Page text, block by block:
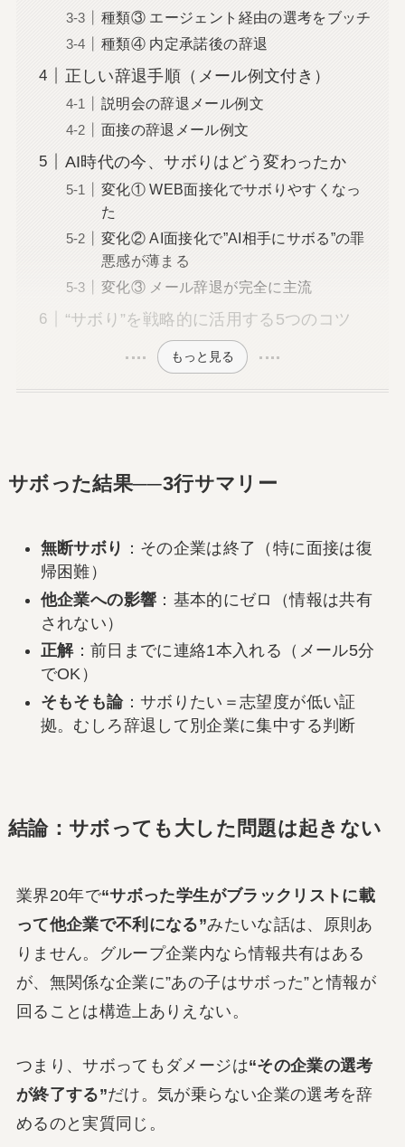
種類③ エージェント経由の選考をブッチ
種類④ 内定承諾後の辞退
正しい辞退手順（メール例文付き）
説明会の辞退メール例文
面接の辞退メール例文
AI時代の今、サボりはどう変わったか
変化① WEB面接化でサボりやすくなっ
た
変化② AI面接化で”AI相手にサボる”の罪
悪感が薄まる
変化③ メール辞退が完全に主流
“サボり”を戦略的に活用する5つのコツ
もっと見る
サボった結果──3行サマリー
無断サボり ：その企業は終了（特に面接は復
帰困難）
他企業への影響 ：基本的にゼロ（情報は共有
されない）
正解：前日までに連絡1本入れる（メール5分
でOK）
そもそも論：サボりたい＝志望度が低い証
拠。むしろ辞退して別企業に集中する判断
結論：サボっても大した問題は起きない
業界20年で“サボった学生がブラックリストに載
って他企業で不利になる”みたいな話は、原則あ
りません。グループ企業内なら情報共有はある
が、無関係な企業に”あの子はサボった”と情報が
回ることは構造上ありえない。
つまり、サボってもダメージは“その企業の選考
が終了する”だけ。気が乗らない企業の選考を辞
めるのと実質同じ。